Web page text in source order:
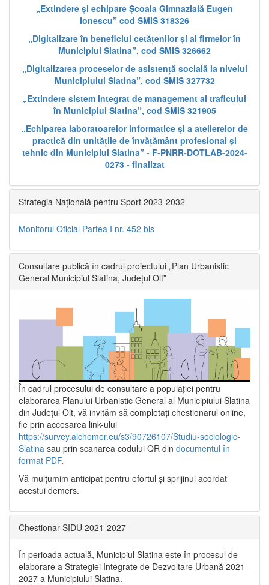
„Extindere și echipare Școala Gimnazială Eugen
Ionescu” cod SMIS 318326
„Digitalizare în beneficiul cetățenilor și al firmelor în
Municipiul Slatina”, cod SMIS 326662
„Digitalizarea proceselor de asistență socială la nivelul
Municipiului Slatina”, cod SMIS 327732
„Extindere sistem integrat de management al traficului
în Municipiul Slatina”, cod SMIS 321905
„Echiparea laboratoarelor informatice și a atelierelor de
practică din unitățile de învățământ profesional și
tehnic din Municipiul Slatina” - F-PNRR-DOTLAB-2024-
0273 - finalizat
Strategia Națională pentru Sport 2023-2032
Monitorul Oficial Partea I nr. 452 bis
Consultare publică în cadrul proiectului „Plan Urbanistic
General Municipiul Slatina, Județul Olt”
În cadrul procesului de consultare a populaţiei pentru
elaborarea Planului Urbanistic General al Municipiului Slatina
din Județul Olt, vă invităm să completați chestionarul online,
fie prin accesarea link-ului
https://survey.alchemer.eu/s3/90726107/Studiu-sociologic-
Slatina sau prin scanarea codului QR din documentul în
format PDF.
Vă mulţumim anticipat pentru efortul şi sprijinul acordat
acestui demers.
Chestionar SIDU 2021-2027
În perioada actuală, Municipiul Slatina este în procesul de
elaborare a Strategiei Integrate de Dezvoltare Urbană 2021‐
2027 a Municipiului Slatina.